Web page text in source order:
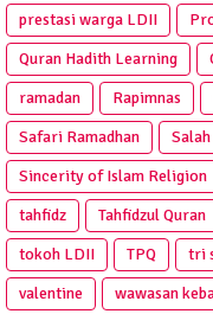
prestasi warga LDII
Quran Hadith Learning
ramadan
Rapimnas
Safari Ramadhan
Salah
Sincerity of Islam Religion
tahfidz
Tahfidzul Quran
tokoh LDII
TPQ tri
valentine
wawasan